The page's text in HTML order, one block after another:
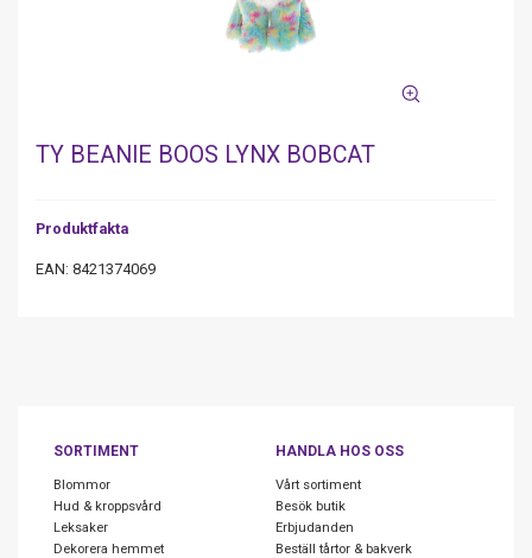
TY BEANIE BOOS LYNX BOBCAT
Produktfakta
EAN: 8421374069
SORTIMENT
Blommor
Hud & kroppsvård
Leksaker
Dekorera hemmet
HANDLA HOS OSS
Vårt sortiment
Besök butik
Erbjudanden
Beställ tårtor & bakverk